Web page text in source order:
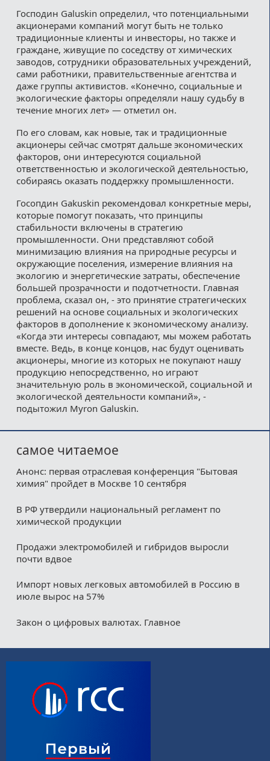
Господин Galuskin определил, что потенциальными
акционерами компаний могут быть не только
традиционные клиенты и инвесторы, но также и
граждане, живущие по соседству от химических
заводов, сотрудники образовательных учреждений,
сами работники, правительственные агентства и
даже группы активистов. «Конечно, социальные и
экологические факторы определяли нашу судьбу в
течение многих лет» — отметил он.
По его словам, как новые, так и традиционные
акционеры сейчас смотрят дальше экономических
факторов, они интересуются социальной
ответственностью и экологической деятельностью,
собираясь оказать поддержку промышленности.
Госопдин Gakuskin рекомендовал конкретные меры,
которые помогут показать, что принципы
стабильности включены в стратегию
промышленности. Они представляют собой
минимизацию влияния на природные ресурсы и
окружающие поселения, измерение влияния на
экологию и энергетические затраты, обеспечение
большей прозрачности и подотчетности. Главная
проблема, сказал он, - это принятие стратегических
решений на основе социальных и экологических
факторов в дополнение к экономическому анализу.
«Когда эти интересы совпадают, мы можем работать
вместе. Ведь, в конце концов, нас будут оценивать
акционеры, многие из которых не покупают нашу
продукцию непосредственно, но играют
значительную роль в экономической, социальной и
экологической деятельности компаний», -
подытожил Myron Galuskin.
самое читаемое
Анонс: первая отраслевая конференция "Бытовая
химия" пройдет в Москве 10 сентября
В РФ утвердили национальный регламент по
химической продукции
Продажи электромобилей и гибридов выросли
почти вдвое
Импорт новых легковых автомобилей в Россию в
июле вырос на 57%
Закон о цифровых валютах. Главное